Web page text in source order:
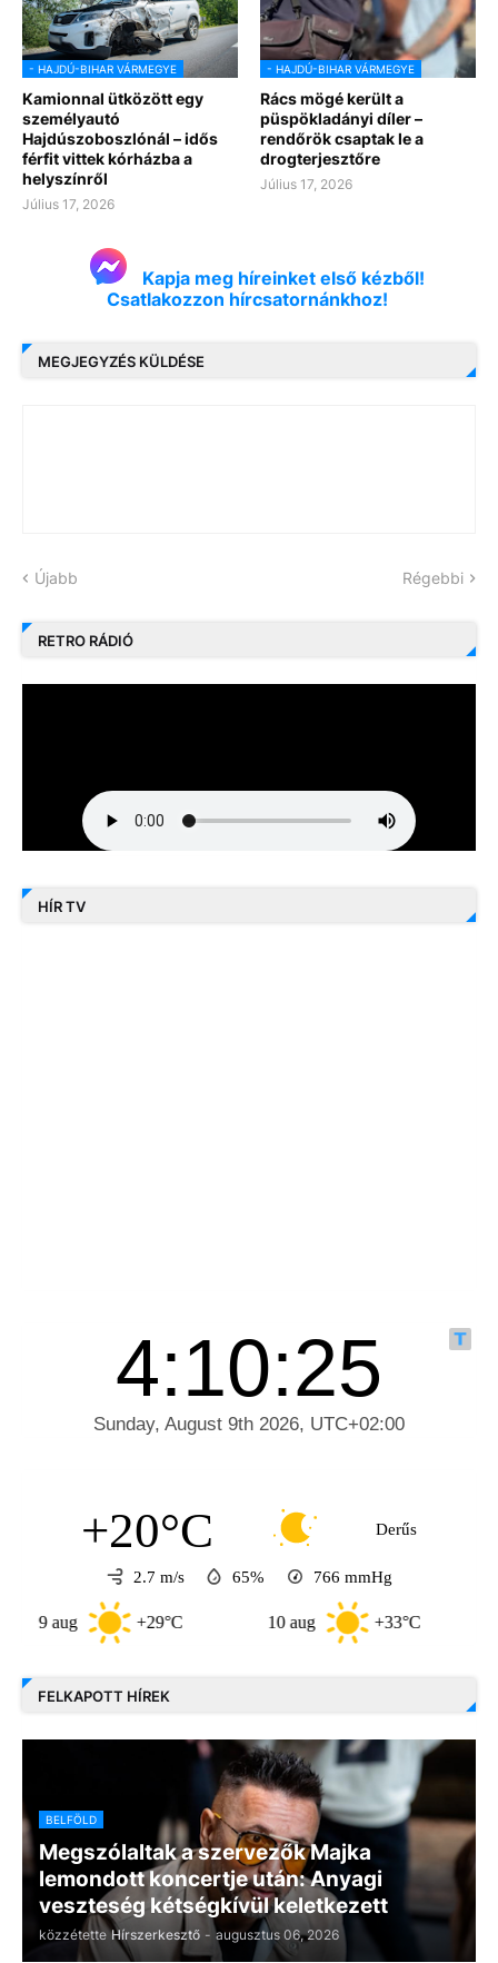
- HAJDÚ-BIHAR VÁRMEGYE
Kamionnal ütközött egy
személyautó
Hajdúszoboszlónál – idős
férfit vittek kórházba a
helyszínről
Július 17, 2026
- HAJDÚ-BIHAR VÁRMEGYE
Rács mögé került a
püspökladányi díler –
rendőrök csaptak le a
drogterjesztőre
Július 17, 2026
Kapja meg híreinket első kézből!
Csatlakozzon hírcsatornánkhoz!
MEGJEGYZÉS KÜLDÉSE
Újabb Régebbi
RETRO RÁDIÓ
HÍR TV
+20°C Derűs
2.7 m/s 65% 766 mmHg
+29°C +33°C
FELKAPOTT HÍREK
BELFÖLD
Megszólaltak a szervezők Majka
lemondott koncertje után: Anyagi
veszteség kétségkívül keletkezett
közzétette Hírszerkesztő - augusztus 06, 2026